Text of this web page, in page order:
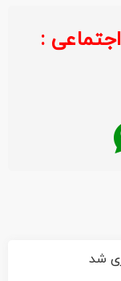
: